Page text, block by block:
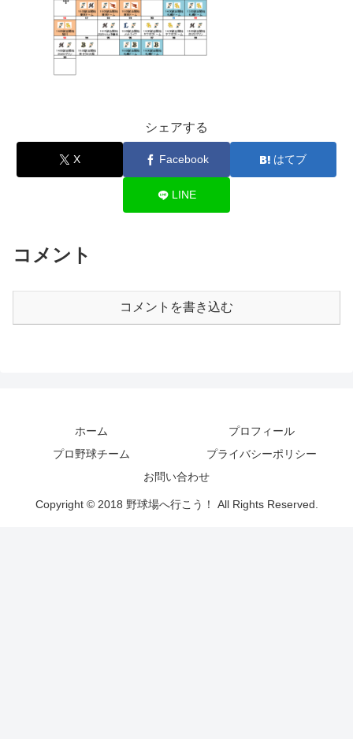
シェアする
X Facebook はてブ
LINE
コメント
コメントを書き込む
ホーム
プロフィール
プロ野球チーム
プライバシーポリシー
お問い合わせ
Copyright © 2018 野球場へ行こう！ All Rights Reserved.